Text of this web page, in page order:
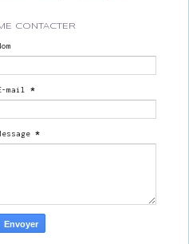
CONTACTER
mail *
*